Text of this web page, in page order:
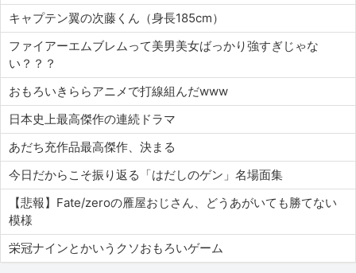
キャプテン翼の次藤くん（身長185cm）
ファイアーエムブレムって美男美女ばっかり強すぎじゃな
い？？？
おもろいきららアニメで打線組んだwww
日本史上最高傑作の連続ドラマ
あだち充作品最高傑作、決まる
今日だからこそ振り返る「はだしのゲン」名場面集
【悲報】Fate/zeroの雁屋おじさん、どうあがいても勝てない
模様
栄冠ナインとかいうクソおもろいゲーム